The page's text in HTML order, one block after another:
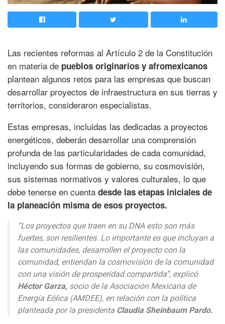
Las recientes reformas al Artículo 2 de la Constitución
en materia de pueblos originarios y afromexicanos
plantean algunos retos para las empresas que buscan
desarrollar proyectos de infraestructura en sus tierras y
territorios, consideraron especialistas.
Estas empresas, incluidas las dedicadas a proyectos
energéticos, deberán desarrollar una comprensión
profunda de las particularidades de cada comunidad,
incluyendo sus formas de gobierno, su cosmovisión,
sus sistemas normativos y valores culturales, lo que
debe tenerse en cuenta desde las etapas iniciales de
la planeación misma de esos proyectos.
“Los proyectos que traen en su DNA esto son más
fuertes, son resilientes. Lo importante es que incluyan a
las comunidades, desarrollen el proyecto con la
comunidad, entiendan la cosmovisión de la comunidad
con una visión de prosperidad compartida”, explicó
Héctor Garza, socio de la Asociación Mexicana de
Energía Eólica (AMDEE), en relación con la política
planteada por la presidenta Claudia Sheinbaum Pardo.